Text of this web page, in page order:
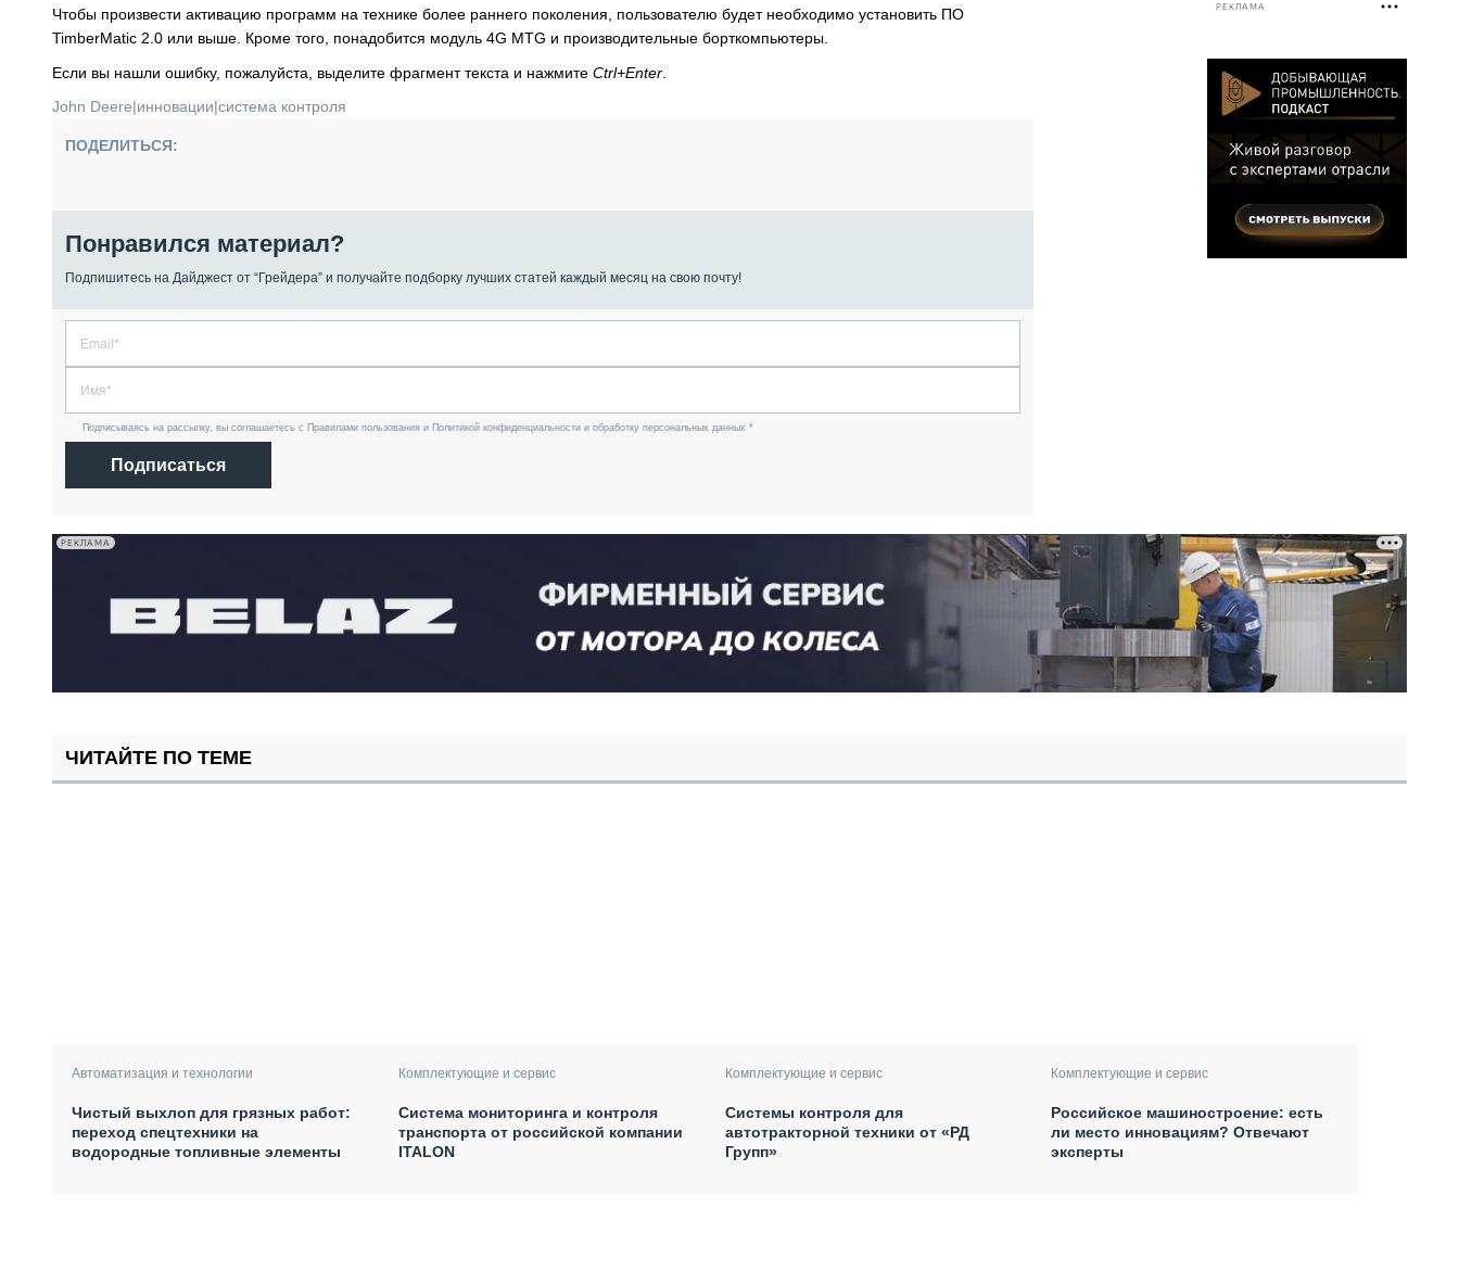
Чтобы произвести активацию программ на технике более раннего поколения, пользователю будет необходимо установить ПО
TimberMatic 2.0 или выше. Кроме того, понадобится модуль 4G MTG и производительные борткомпьютеры.
Если вы нашли ошибку, пожалуйста, выделите фрагмент текста и нажмите Ctrl+Enter
John Deere|инновации|система контроля
ПОДЕЛИТЬСЯ:
Понравился материал?
Подпишитесь на Дайджест от “Грейдера” и получайте подборку лучших статей каждый месяц на свою почту!
Подписываясь на рассылку, вы соглашаетесь с Правилами пользования и Политикой конфиденциальности и обработку персональных данных *
Подписаться
РЕКЛАМА
РЕКЛАМА
ЧИТАЙТЕ ПО ТЕМЕ
Автоматизация и технологии
Чистый выхлоп для грязных работ:
переход спецтехники на
водородные топливные элементы
Комплектующие и сервис
Система мониторинга и контроля
транспорта от российской компании
ITALON
Комплектующие и сервис
Системы контроля для
автотракторной техники от «РД
Групп»
Комплектующие и сервис
Российское машиностроение: есть
ли место инновациям? Отвечают
эксперты